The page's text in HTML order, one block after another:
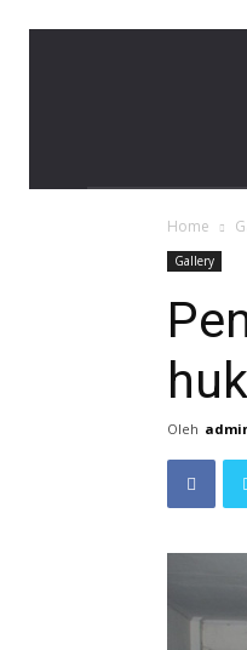
Home
Gallery
Oleh